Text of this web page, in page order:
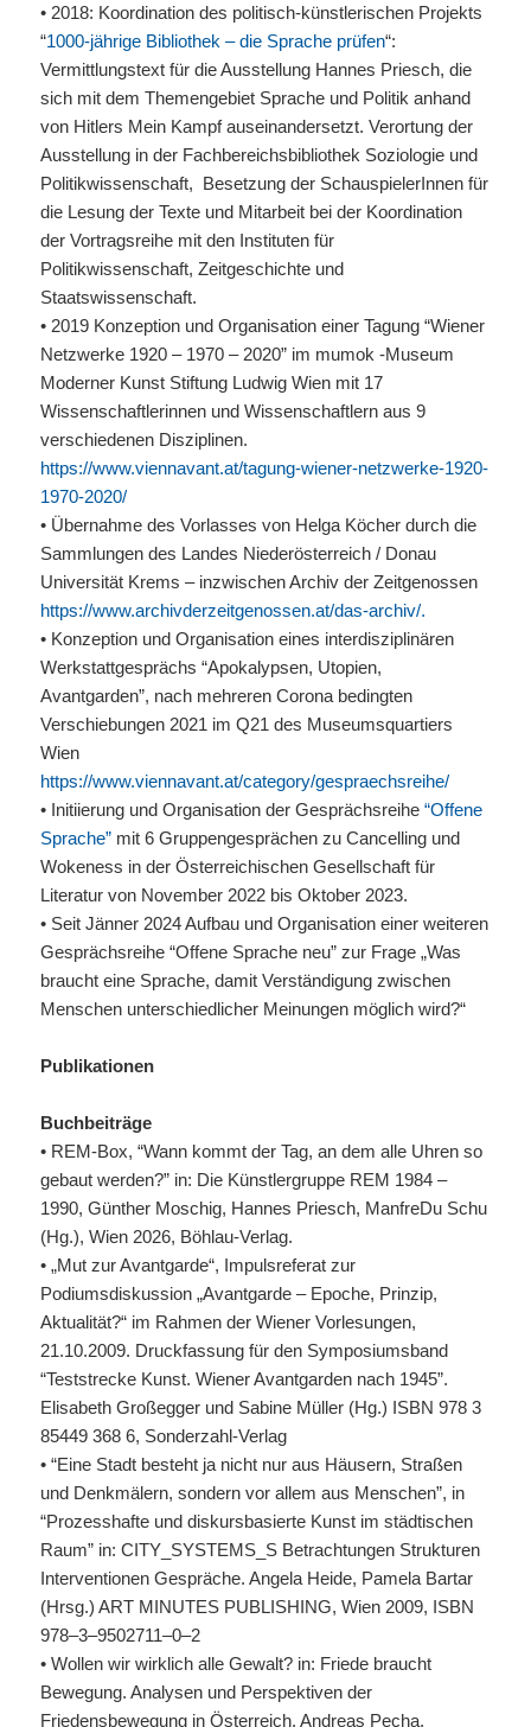
• 2018: Koordination des politisch-künstlerischen Projekts
“1000-jährige Bibliothek – die Sprache prüfen“:
Vermittlungstext für die Ausstellung Hannes Priesch, die
sich mit dem Themengebiet Sprache und Politik anhand
von Hitlers Mein Kampf auseinandersetzt. Verortung der
Ausstellung in der Fachbereichsbibliothek Soziologie und
Politikwissenschaft, Besetzung der SchauspielerInnen für
die Lesung der Texte und Mitarbeit bei der Koordination
der Vortragsreihe mit den Instituten für
Politikwissenschaft, Zeitgeschichte und
Staatswissenschaft.
• 2019 Konzeption und Organisation einer Tagung “Wiener
Netzwerke 1920 – 1970 – 2020” im mumok -Museum
Moderner Kunst Stiftung Ludwig Wien mit 17
Wissenschaftlerinnen und Wissenschaftlern aus 9
verschiedenen Disziplinen.
https://www.viennavant.at/tagung-wiener-netzwerke-1920-
1970-2020/
• Übernahme des Vorlasses von Helga Köcher durch die
Sammlungen des Landes Niederösterreich / Donau
Universität Krems – inzwischen Archiv der Zeitgenossen
https://www.archivderzeitgenossen.at/das-archiv/.
• Konzeption und Organisation eines interdisziplinären
Werkstattgesprächs “Apokalypsen, Utopien,
Avantgarden”, nach mehreren Corona bedingten
Verschiebungen 2021 im Q21 des Museumsquartiers
Wien
https://www.viennavant.at/category/gespraechsreihe/
• Initiierung und Organisation der Gesprächsreihe“Offene
Sprache” mit 6 Gruppengesprächen zu Cancelling und
Wokeness in der Österreichischen Gesellschaft für
Literatur von November 2022 bis Oktober 2023.
• Seit Jänner 2024 Aufbau und Organisation einer weiteren
Gesprächsreihe “Offene Sprache neu” zur Frage „Was
braucht eine Sprache, damit Verständigung zwischen
Menschen unterschiedlicher Meinungen möglich wird?“
Publikationen
Buchbeiträge
• REM-Box, “Wann kommt der Tag, an dem alle Uhren so
gebaut werden?” in: Die Künstlergruppe REM 1984 –
1990, Günther Moschig, Hannes Priesch, ManfreDu Schu
(Hg.), Wien 2026, Böhlau-Verlag.
• „Mut zur Avantgarde“, Impulsreferat zur
Podiumsdiskussion „Avantgarde – Epoche, Prinzip,
Aktualität?“ im Rahmen der Wiener Vorlesungen,
21.10.2009. Druckfassung für den Symposiumsband
“Teststrecke Kunst. Wiener Avantgarden nach 1945”.
Elisabeth Großegger und Sabine Müller (Hg.) ISBN 978 3
85449 368 6, Sonderzahl-Verlag
• “Eine Stadt besteht ja nicht nur aus Häusern, Straßen
und Denkmälern, sondern vor allem aus Menschen”, in
“Prozesshafte und diskursbasierte Kunst im städtischen
Raum” in: CITY_SYSTEMS_S Betrachtungen Strukturen
Interventionen Gespräche. Angela Heide, Pamela Bartar
(Hrsg.)ART MINUTES PUBLISHING, Wien 2009, ISBN
978–3–9502711–0–2
• Wollen wir wirklich alle Gewalt? in: Friede braucht
Bewegung. Analysen und Perspektiven der
Friedensbewegung in Österreich. Andreas Pecha,